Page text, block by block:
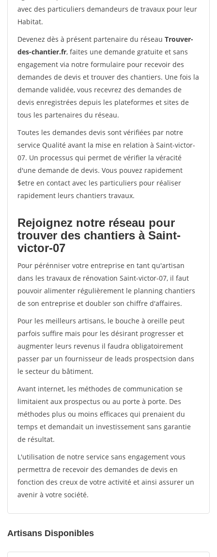
avec des particuliers demandeurs de travaux pour leur
Habitat.
Devenez dès à présent partenaire du réseau Trouver-
des-chantier.fr, faites une demande gratuite et sans
engagement via notre formulaire pour recevoir des
demandes de devis et trouver des chantiers. Une fois la
demande validée, vous recevrez des demandes de
devis enregistrées depuis les plateformes et sites de
tous les partenaires du réseau.
Toutes les demandes devis sont vérifiées par notre
service Qualité avant la mise en relation à Saint-victor-
07. Un processus qui permet de vérifier la véracité
d'une demande de devis. Vous pouvez rapidement
$etre en contact avec les particuliers pour réaliser
rapidement leurs chantiers travaux.
Rejoignez notre réseau pour
trouver des chantiers à Saint-
victor-07
Pour pérénniser votre entreprise en tant qu'artisan
dans les travaux de rénovation Saint-victor-07, il faut
pouvoir alimenter régulièrement le planning chantiers
de son entreprise et doubler son chiffre d'affaires.
Pour les meilleurs artisans, le bouche à oreille peut
parfois suffire mais pour les désirant progresser et
augmenter leurs revenus il faudra obligatoirement
passer par un fournisseur de leads prospectsion dans
le secteur du bâtiment.
Avant internet, les méthodes de communication se
limitaient aux prospectus ou au porte à porte. Des
méthodes plus ou moins efficaces qui prenaient du
temps et demandait un investissement sans garantie
de résultat.
L'utilisation de notre service sans engagement vous
permettra de recevoir des demandes de devis en
fonction des creux de votre activité et ainsi assurer un
avenir à votre société.
Artisans Disponibles